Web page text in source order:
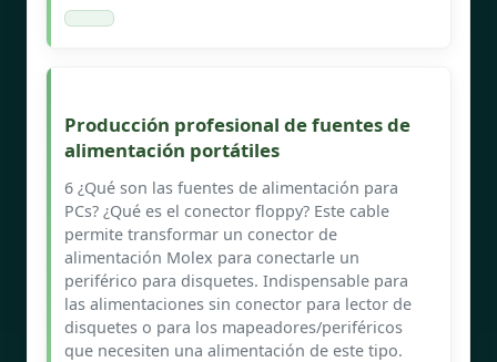
Producción profesional de fuentes de
alimentación portátiles
6 ¿Qué son las fuentes de alimentación para
PCs? ¿Qué es el conector floppy? Este cable
permite transformar un conector de
alimentación Molex para conectarle un
periférico para disquetes. Indispensable para
las alimentaciones sin conector para lector de
disquetes o para los mapeadores/periféricos
que necesiten una alimentación de este tipo.